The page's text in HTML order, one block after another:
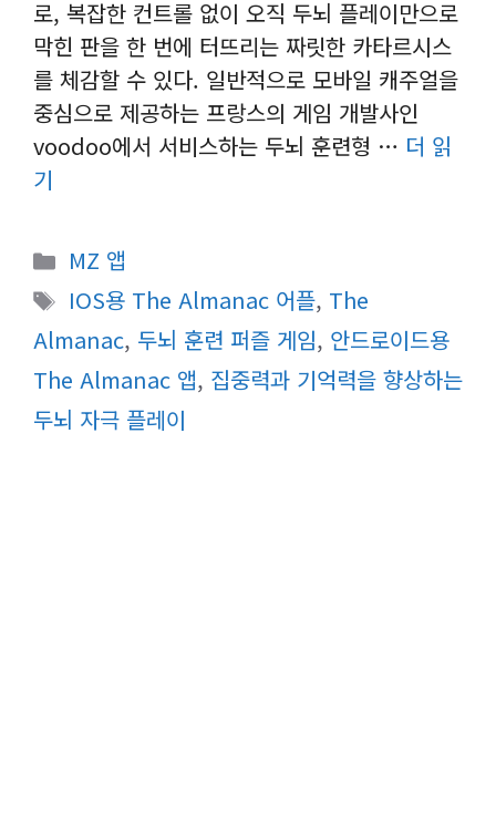
로, 복잡한 컨트롤 없이 오직 두뇌 플레이만으로
막힌 판을 한 번에 터뜨리는 짜릿한 카타르시스
를 체감할 수 있다. 일반적으로 모바일 캐주얼을
중심으로 제공하는 프랑스의 게임 개발사인
voodoo에서 서비스하는 두뇌 훈련형 … 더 읽
기
카
테
리
MZ 앱
태
그
IOS용 The Almanac 어플, The
Almanac, 두뇌 훈련 퍼즐 게임, 안드로이드용
The Almanac 앱, 집중력과 기억력을 향상하는
두뇌 자극 플레이